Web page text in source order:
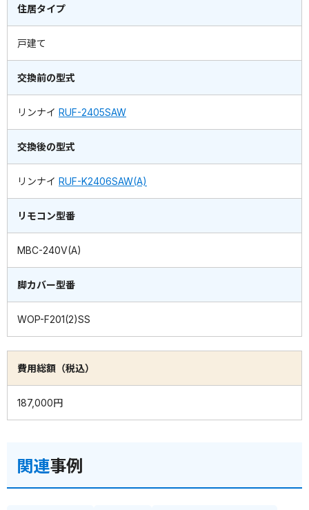
住居タイプ
戸建て
交換前の型式
リンナイ RUF-2405SAW
交換後の型式
リンナイ RUF-K2406SAW(A)
リモコン型番
MBC-240V(A)
脚カバー型番
WOP-F201(2)SS
費用総額（税込）
187,000円
関連事例